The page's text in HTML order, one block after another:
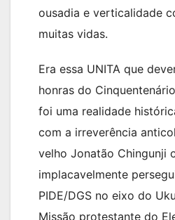
ousadia e verticalidade
muitas vidas.
Era essa UNITA que
honras do
foi uma realidade
com a irreverência
velho Jonatão Chingunji
implacavelmente
PIDE/DGS no eixo do
Missão protestante do